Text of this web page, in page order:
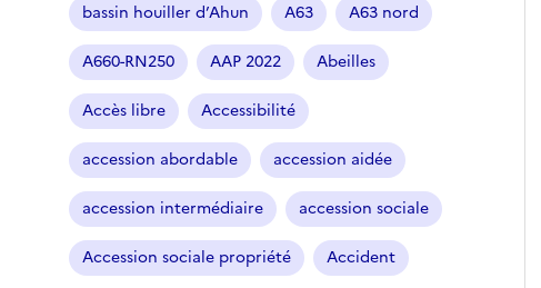
bassin houiller d’Ahun A63 A63 nord
A660-RN250 AAP 2022 Abeilles
Accès libre Accessibilité
accession abordable accession aidée
accession intermédiaire accession sociale
Accession sociale propriété Accident